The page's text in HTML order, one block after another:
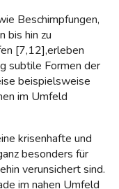
Beschimpfungen,
bis hin zu
[7,12],erleben
subtile Formen der
beispielsweise
im Umfeld
krisenhafte und
besonders für
verunsichert sind.
im nahen Umfeld